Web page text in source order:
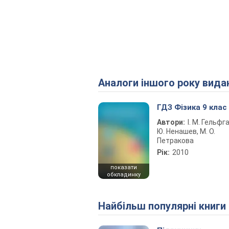
Аналоги іншого року
показати
обкладинку
ГДЗ Фізика 9 клас
Автори:
І. М.
Ю. Ненашев, М. О.
Петракова
Рік: 2010
Найбільш популярні книги